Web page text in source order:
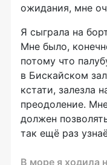
ожидания, мне
Я сыграла на
Мне было,
потому что
в Бискайском
кстати, залезла
преодоление.
должен
так ещё раз
В море я ходила